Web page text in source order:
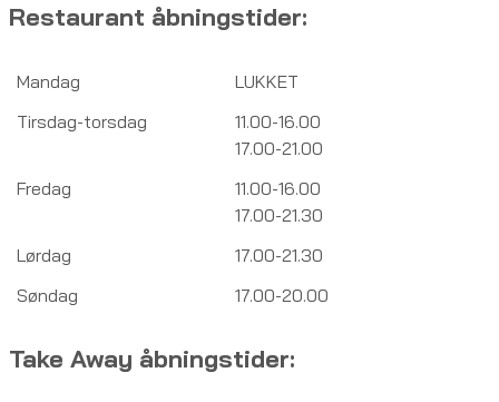
Restaurant åbningstider:
Mandag
LUKKET
Tirsdag-torsdag
11.00-16.00
17.00-21.00
Fredag
11.00-16.00
17.00-21.30
Lørdag
17.00-21.30
Søndag
17.00-20.00
Take Away åbningstider: